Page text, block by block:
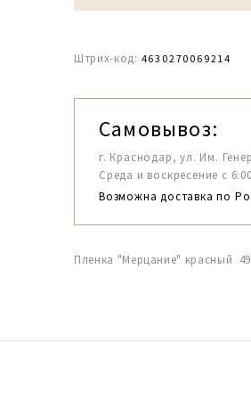
Штрих-код: 4630270069214
Самовывоз:
г. Краснодар, ул. Им.
Среда и воскресение с
Возможна доставка по
Пленка "Мерцание" красный